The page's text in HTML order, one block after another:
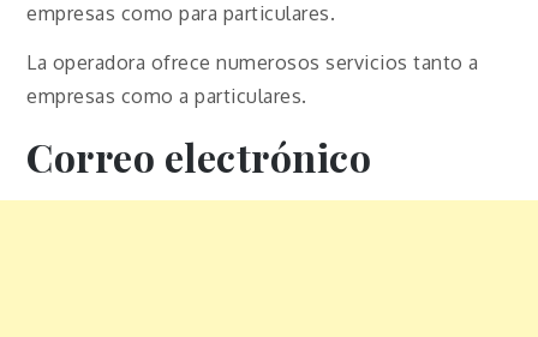
empresas como para particulares.
La operadora ofrece numerosos servicios tanto a
empresas como a particulares.
Correo electrónico